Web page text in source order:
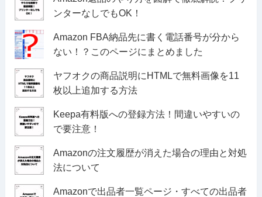
ンターなしでもOK！
Amazon FBA納品先に書く電話番号が分から
ない！？このページにまとめました
ヤフオクの商品説明にHTMLで無料画像を11
枚以上追加する方法
Keepa有料版への登録方法！間違いやすいの
で要注意！
Amazonの注文履歴が消えた場合の理由と対処
法について
Amazonで出品者一覧ページ・すべての出品者